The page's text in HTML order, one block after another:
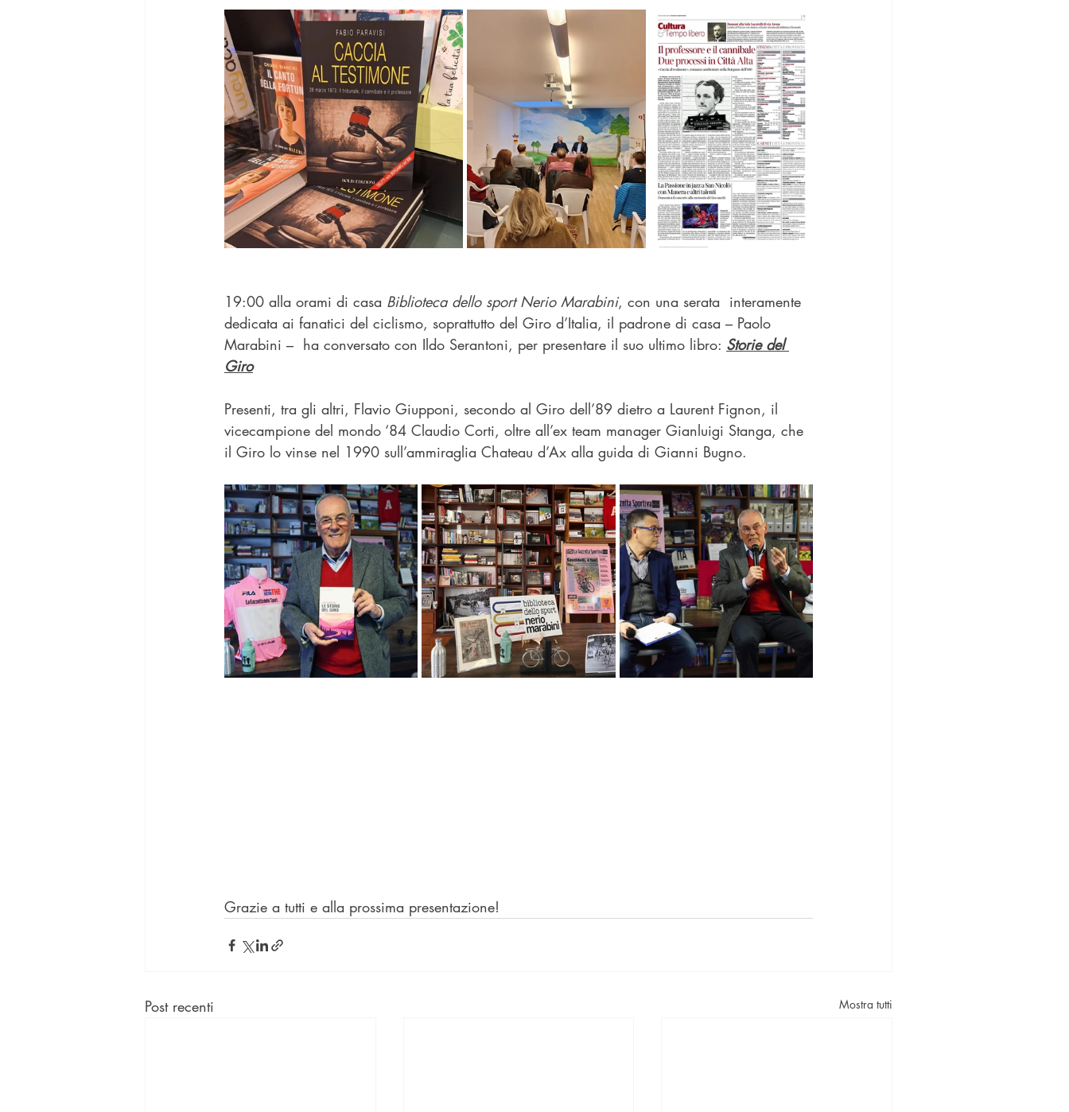
19:00 alla orami di casa Biblioteca dello sport Nerio Marabini, con una serata  interamente
dedicata ai fanatici del ciclismo, soprattutto del Giro d’Italia, il padrone di casa – Paolo
Marabini –  ha conversato con Ildo Serantoni, per presentare il suo ultimo libro: Storie del
Giro
Presenti, tra gli altri, Flavio Giupponi, secondo al Giro dell’89 dietro a Laurent Fignon, il
vicecampione del mondo ‘84 Claudio Corti, oltre all’ex team manager Gianluigi Stanga, che
il Giro lo vinse nel 1990 sull’ammiraglia Chateau d’Ax alla guida di Gianni Bugno.
Grazie a tutti e alla prossima presentazione!
Post recenti Mostra tutti